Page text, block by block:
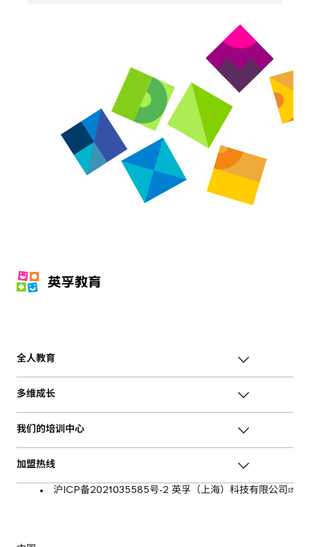
全人教育
多维成长
我们的培训中心
加盟热线
沪ICP备2021035585号-2 英孚（上海）科技有限公司